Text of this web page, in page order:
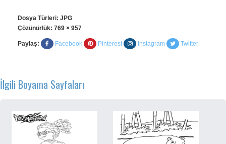
Dosya Türleri: JPG
Çözünürlük: 769 × 957
Paylaş: Facebook Pinterest Instagram Twitter
İlgili Boyama Sayfaları